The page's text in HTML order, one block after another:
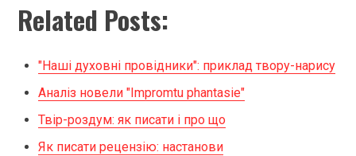
Related Posts:
"Наші духовні провідники": приклад твору-нарису
Аналіз новели "Іmpromtu phantasie"
Твір-роздум: як писати і про що
Як писати рецензію: настанови